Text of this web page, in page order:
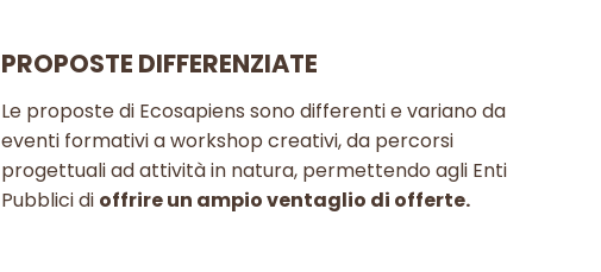
PROPOSTE DIFFERENZIATE
Le proposte di Ecosapiens sono differenti e variano da
eventi formativi a workshop creativi, da percorsi
progettuali ad attività in natura, permettendo agli Enti
Pubblici di offrire un ampio ventaglio di offerte.